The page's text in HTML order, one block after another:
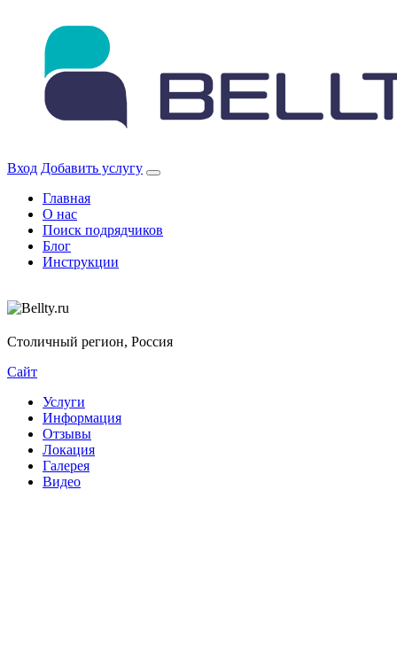
content
Вход Добавить услугу
Главная
О нас
Поиск подрядчиков
Блог
Инструкции
Столичный регион, Россия
Сайт
Услуги
Информация
Отзывы
Локация
Галерея
Видео